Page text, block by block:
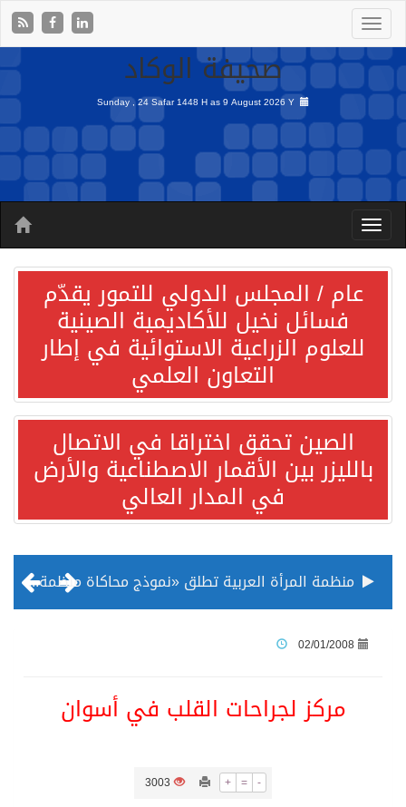
صحيفة الوكاد
Sunday , 24 Safar 1448 H as9 August 2026 Y
عام / المجلس الدولي للتمور يقدّم
فسائل نخيل للأكاديمية الصينية
للعلوم الزراعية الاستوائية في إطار
التعاون العلمي
الصين تحقق اختراقا في الاتصال
بالليزر بين الأقمار الاصطناعية والأرض
في المدار العالي
منظمة المرأة العربية تطلق «نموذج محاكاة منظمة المرأة العربية للشباب» بمشاركة 10 دول عربية..غدًا
02/01/2008
مركز لجراحات القلب في أسوان
+ = -
3003